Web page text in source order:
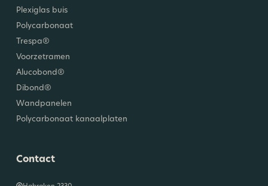
Plexiglas buis
Polycarbonaat
Trespa®
Voorzetramen
Alucobond®
Dibond®
Wandpanelen
Polycarbonaat kanaalplaten
Contact